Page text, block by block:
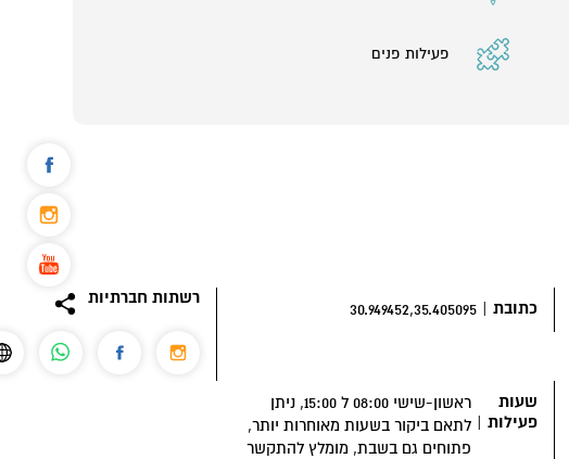
פעילות פנים
כתובת |
30.949452,35.405095
רשתות חברתיות
שעות
פעילות |
ראשון-שישי 08:00 ל 15:00, ניתן
לתאם ביקור בשעות מאוחרות יותר,
פתוחים גם בשבת, מומלץ להתקשר